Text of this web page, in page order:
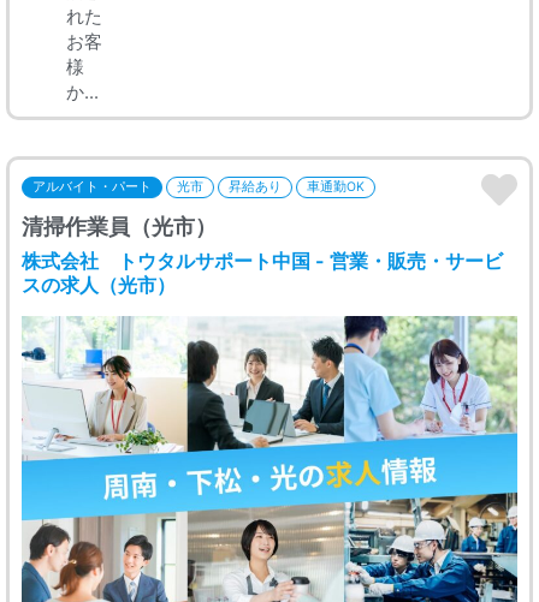
れた
お客
様
か...
アルバイト・パート 光市 昇給あり 車通勤OK
清掃作業員（光市）
株式会社 トウタルサポート中国 - 営業・販売・サービ
スの求人（光市）